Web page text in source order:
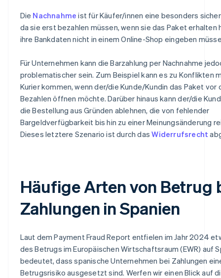
Die Nachnahme ist für Käufer/innen eine besonders
da sie erst bezahlen müssen, wenn sie das Paket erhalten
ihre Bankdaten nicht in einem Online-Shop eingeben
Für Unternehmen kann die Barzahlung per Nachnahme
problematischer sein. Zum Beispiel kann es zu Konflikten
Kurier kommen, wenn der/die Kunde/Kundin das Paket vor
Bezahlen öffnen möchte. Darüber hinaus kann der/die
die Bestellung aus Gründen ablehnen, die von fehlender
Bargeldverfügbarkeit bis hin zu einer Meinungsänderung
Dieses letztere Szenario ist durch dasWiderrufsrecht
Häufige Arten von Betrug
Zahlungen in Spanien
Laut demPayment Fraud Report entfielen im Jahr 2024
des Betrugs im Europäischen Wirtschaftsraum (EWR) auf
bedeutet, dass spanische Unternehmen bei Zahlungen
Betrugsrisiko ausgesetzt sind. Werfen wir einen Blick auf